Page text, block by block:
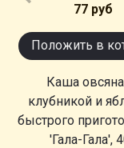
77 руб
Положить в
Каша
клубникой и
быстрого
'Гала-Гала',